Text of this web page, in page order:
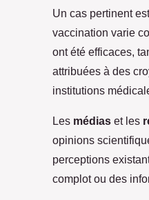
Un cas pertinent
vaccination varie
ont été efficaces,
attribuées à des
institutions
Les médias et les
opinions
perceptions
complot ou des